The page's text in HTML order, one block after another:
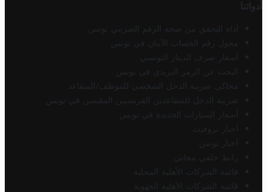
أدواتنا
أداة التحقق من صحة الرقم الضريبي تونس
محول رقم الحساب الآيبان في تونس
أسعار صرف الدينار التونسي
البحث عن الرمز البريدي في تونس
محاكي ضريبة الدخل الشخصي للموظف/المتقاعد
ضريبة الدخل للمتقاعدين الفرنسيين المقيمين في تونس
أسعار السيارات الجديدة في تونس
أخبار تروفيت
أخبار تونس
رابط خلفي مجاني
قائمة الشركات الأهلية المحلية
قائمة الشركات الأهلية الجهوية